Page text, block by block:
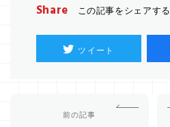
Share この記事をシェアする
ツイート
前の記事